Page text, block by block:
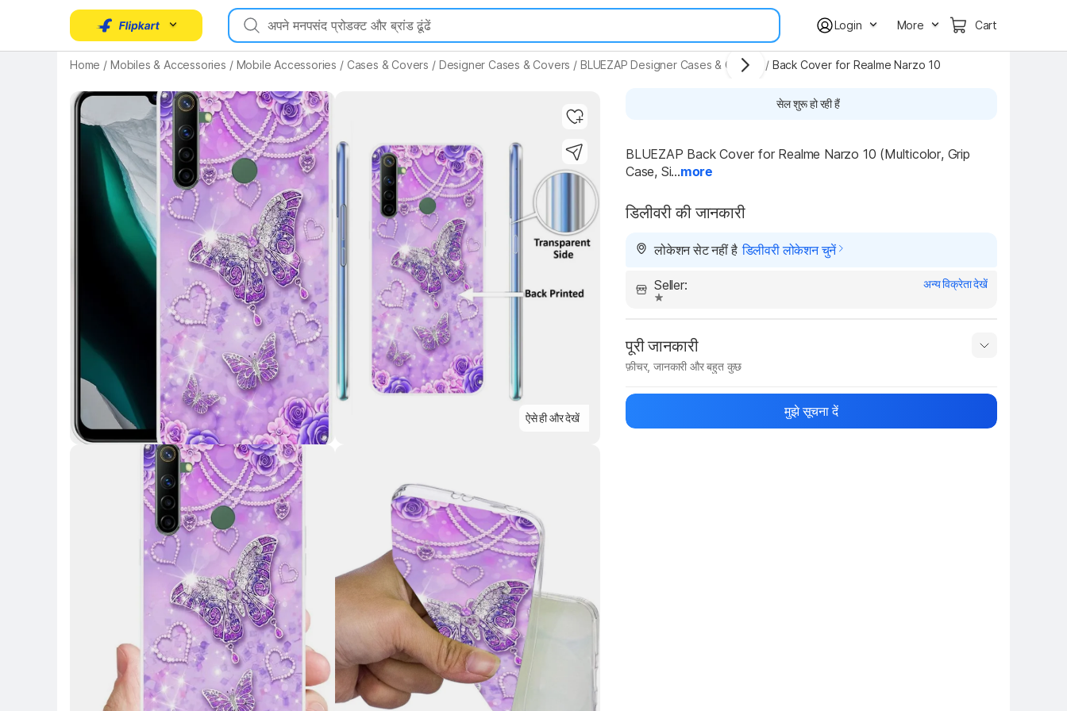
Login More Cart
Home / Mobiles & Accessories / Mobile Accessories / Cases & Covers / Designer Cases & Covers / BLUEZAP Designer Cases & Covers / Back Cover for Realme Narzo 10
ऐसे ही और देखें
Key Highlights
Key Highlights
सेल शुरू हो रही हैं
BLUEZAP Back Cover for Realme Narzo 10 (Multicolor, Grip
Case, Si...more
डिलीवरी की जानकारी
लोकेशन सेट नहीं है डिलीवरी लोकेशन चुनें
Seller: अन्य विक्रेता देखें
पूरी जानकारी
फ़ीचर, जानकारी और बहुत कुछ
Show More
मुझे सूचना दें